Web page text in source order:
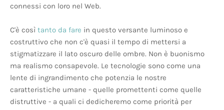
connessi con loro nel Web.
C'è così tanto da fare in questo versante luminoso e
costruttivo che non c'è quasi il tempo di mettersi a
stigmatizzare il lato oscuro delle ombre. Non è buonismo
ma realismo consapevole. Le tecnologie sono come una
lente di ingrandimento che potenzia le nostre
caratteristiche umane - quelle promettenti come quelle
distruttive - a quali ci dedicheremo come priorità per